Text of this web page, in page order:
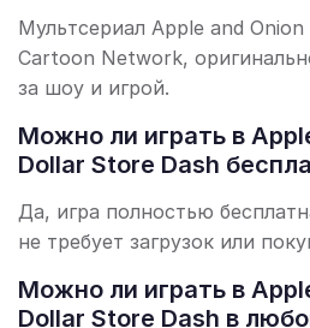
Мультсериал Apple and Onion
Cartoon Network,
за шоу и игрой.
Можно ли играть в
Dollar Store Dash
Да, игра полностью
не требует загрузок или
Можно ли играть в
Dollar Store Dash в